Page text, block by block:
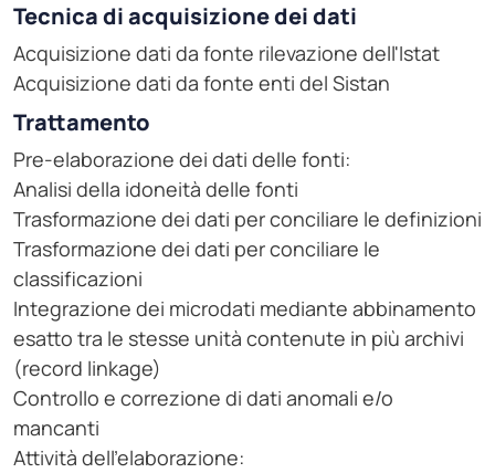
Tecnica di acquisizione dei dati
Acquisizione dati da fonte rilevazione dell'Istat
Acquisizione dati da fonte enti del Sistan
Trattamento
Pre-elaborazione dei dati delle fonti:
Analisi della idoneità delle fonti
Trasformazione dei dati per conciliare le definizioni
Trasformazione dei dati per conciliare le
classificazioni
Integrazione dei microdati mediante abbinamento
esatto tra le stesse unità contenute in più archivi
(record linkage)
Controllo e correzione di dati anomali e/o
mancanti
Attività dell'elaborazione: